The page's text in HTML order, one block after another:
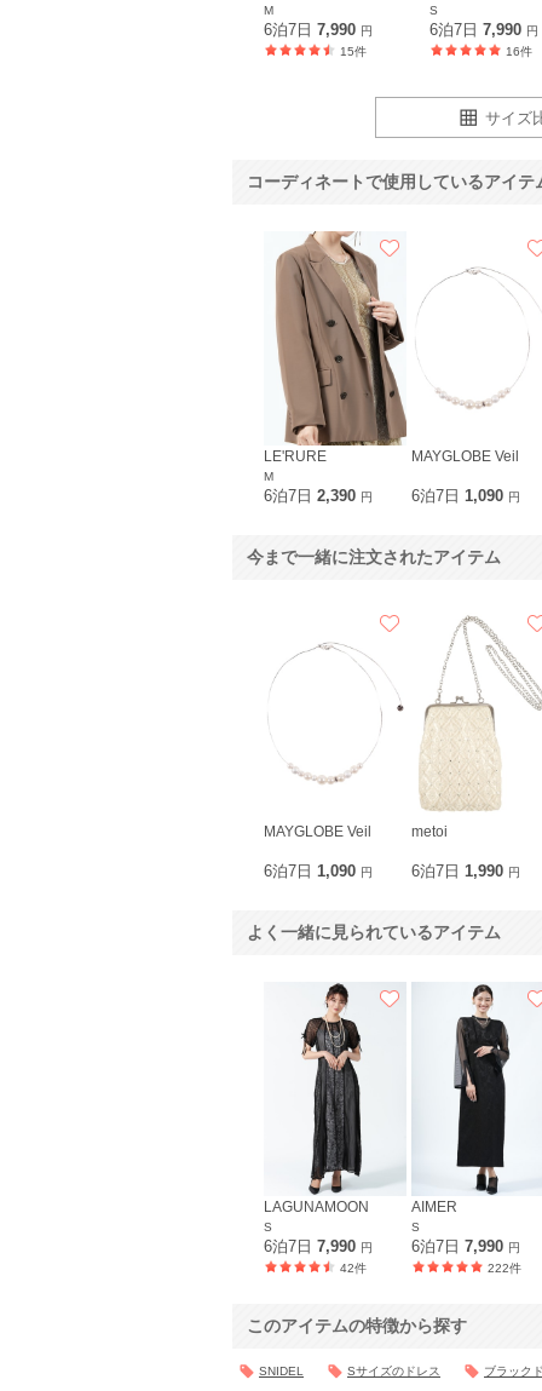
M
6泊7日 7,990 円
15件
S
6泊7日7,990 円
16件
サイズ
コーディネートで使用しているアイテ
LE'RURE
M
6泊7日 2,390 円
MAYGLOBE Veil
6泊7日1,090 円
今まで一緒に注文されたアイテム
MAYGLOBE Veil
6泊7日 1,090 円
metoi
6泊7日1,990 円
よく一緒に見られているアイテム
LAGUNAMOON
S
6泊7日 7,990 円
42件
AIMER
S
6泊7日7,990 円
222件
このアイテムの特徴から探す
SNIDEL Sサイズのドレス ブラック